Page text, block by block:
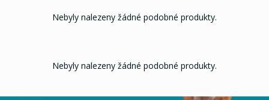
Nebyly nalezeny žádné podobné produkty.
Nebyly nalezeny žádné podobné produkty.